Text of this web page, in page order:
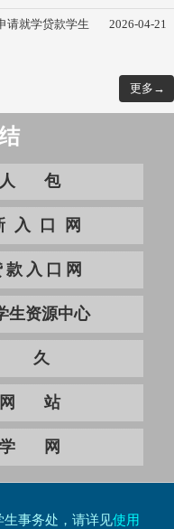
请就学贷款学生
2026-04-21
更多→
包
入口网
入口网
生资源中心
久
站
网
事务处，请详见使用